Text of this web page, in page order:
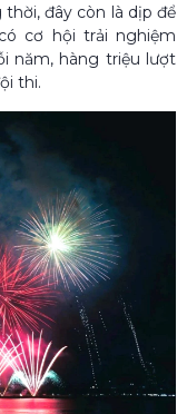
đây còn là dịp để
cơ hội trải nghiệm
năm, hàng triệu lượt
thi.